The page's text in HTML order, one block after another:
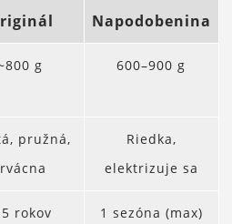
Napodobenina
g 600–900 g
pružná,
Riedka,
elektrizuje sa
rokov 1 sezóna (max)